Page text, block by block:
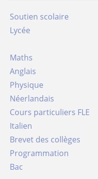
Soutien scolaire
Lycée
Maths
Anglais
Physique
Néerlandais
Cours particuliers FLE
Italien
Brevet des collèges
Programmation
Bac